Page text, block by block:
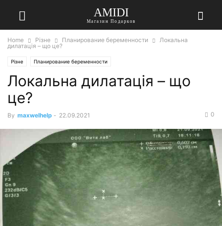
AMIDI
Магазин Подарков
Home Різне Планирование беременности
Локальна
дилатація – що це?
Різне Планирование беременности
Локальна дилатація – що
це?
By maxwelhelp - 22.09.2021 0